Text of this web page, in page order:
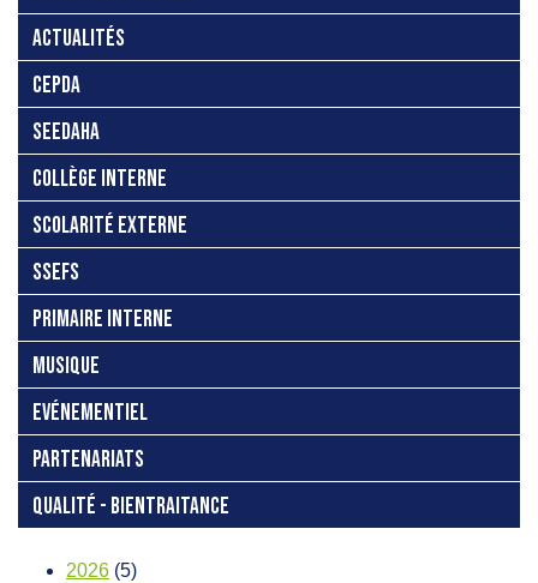
ACTUALITÉS
CEPDA
SEEDAHA
COLLÈGE INTERNE
SCOLARITÉ EXTERNE
SSEFS
PRIMAIRE INTERNE
MUSIQUE
EVÉNEMENTIEL
PARTENARIATS
QUALITÉ - BIENTRAITANCE
2026 (5)